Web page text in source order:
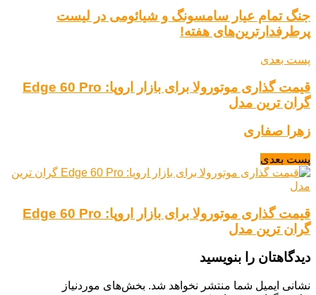
جنگ تمام عیار سامسونگ و شیائومی در لیست
پرطرفدارترین‌های هفته!
پست بعدی
قیمت گذاری موتورولا برای بازار اروپا: Edge 60 Pro
گران ترین مدل
زهرا صفاری
پست بعدی
قیمت گذاری موتورولا برای بازار اروپا: Edge 60 Pro
گران ترین مدل
دیدگاهتان را بنویسید
نشانی ایمیل شما منتشر نخواهد شد. بخش‌های موردنیاز